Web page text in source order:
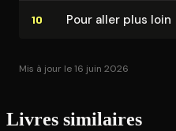
10 Pour aller plus loin
Mis à jour le 16 juin 2026
Livres similaires